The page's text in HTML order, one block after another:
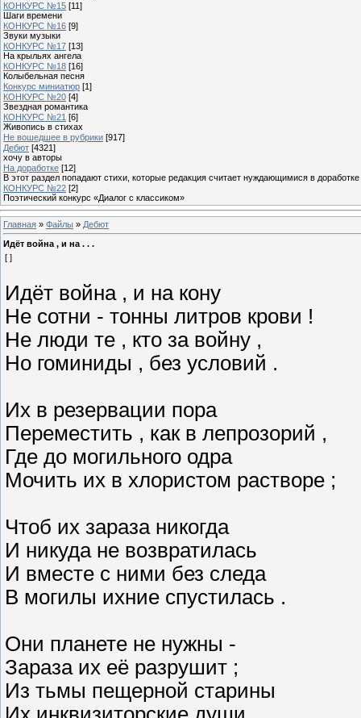
КОНКУРС №15 [11]
Шаги времени
КОНКУРС №16 [9]
Звуки музыки
КОНКУРС №17 [13]
На крыльях ангела
КОНКУРС №18 [16]
Колыбельная песня
Конкурс миниатюр [1]
КОНКУРС №20 [4]
Звездная романтика
КОНКУРС №21 [6]
Живопись в стихах
Не вошедшее в рубрики [917]
Дебют [4321]
хочу в авторы
На доработке [12]
В этот раздел попадают стихи, которые редакция считает нуждающимися в доработке
КОНКУРС №22 [2]
Поэтический конкурс «Диалог с классиком»
Главная » Файлы » Дебют
Идёт война , и на . . .
[ ]
Идёт война , и на кону
Не сотни - тонны литров крови !
Не люди те , кто за войну ,
Но гоминиды , без условий .
Их в резервации пора
Переместить , как в лепрозорий ,
Где до могильного одра
Мочить их в хлористом растворе ;
Чтоб их зараза никогда
И никуда не возвратилась
И вместе с ними без следа
В могилы ихние спустилась .
Они планете не нужны -
Зараза их её разрушит ;
Из тьмы пещерной старины